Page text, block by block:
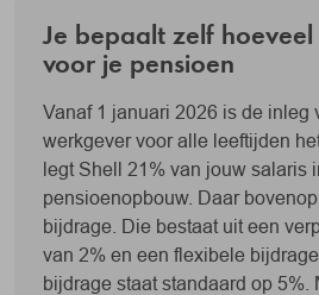
Je bepaalt zelf
voor je pensioen
Vanaf 1 januari 2026 is de inleg
werkgever voor alle leeftijden
legt Shell 21% van jouw salaris
pensioenopbouw. Daar
bijdrage. Die bestaat uit een
van 2% en een flexibele
bijdrage staat standaard op 5%.